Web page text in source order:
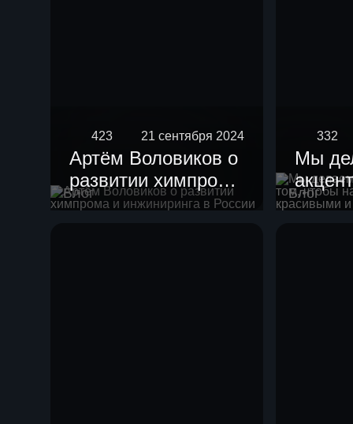
Блог
423 21 сентября 2024
Артём Воловиков о
развитии химпрома
и инжиниринга в
Блог
332
Мы